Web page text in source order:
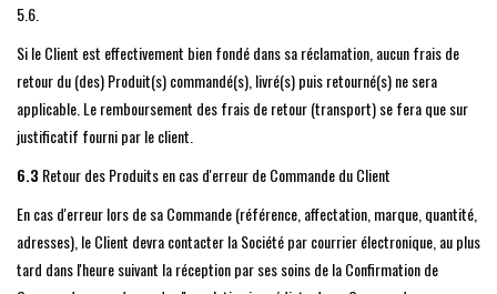
5.6.
Si le Client est effectivement bien fondé dans sa réclamation, aucun frais de
retour du (des) Produit(s) commandé(s), livré(s) puis retourné(s) ne sera
applicable. Le remboursement des frais de retour (transport) se fera que sur
justificatif fourni par le client.
6.3 Retour des Produits en cas d'erreur de Commande du Client
En cas d'erreur lors de sa Commande (référence, affectation, marque, quantité,
adresses), le Client devra contacter la Société par courrier électronique, au plus
tard dans l'heure suivant la réception par ses soins de la Confirmation de